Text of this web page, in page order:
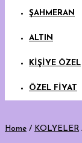
ŞAHMERAN
ALTIN
KİŞİYE ÖZEL
ÖZEL FİYAT
Home / KOLYELER